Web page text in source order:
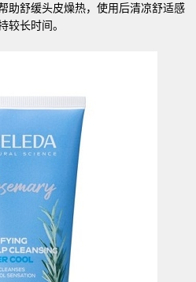
助舒缓头皮燥热，使用后清凉舒适感
较长时间。